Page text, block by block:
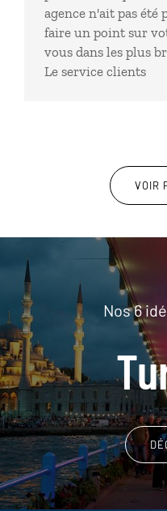
agence n'ait pas été
faire un point sur
vous dans les plus
Le service clients
VOIR
Nos 6